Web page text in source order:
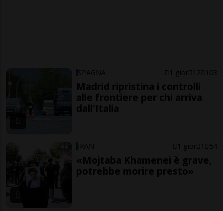
SPAGNA 1 gior 12 103
Madrid ripristina i controlli
alle frontiere per chi arriva
dall'Italia
IRAN 1 gior 1 54
«Mojtaba Khamenei è grave,
potrebbe morire presto»